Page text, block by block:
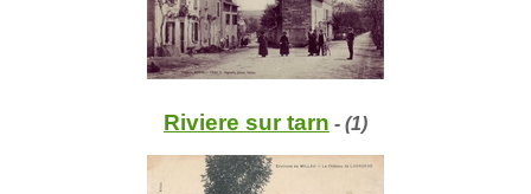
Riviere sur tarn - (1)